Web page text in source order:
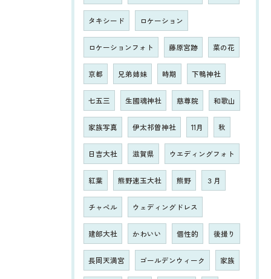
タキシード ロケーション
ロケーションフォト 藤原宮跡 菜の花
京都 兄弟姉妹 時期 下鴨神社
七五三 生國魂神社 慈尊院 和歌山
家族写真 伊太祁曽神社 11月 秋
日吉大社 滋賀県 ウエディングフォト
紅葉 熊野速玉大社 熊野 ３月
チャペル ウェディングドレス
建部大社 かわいい 個性的 後撮り
長岡天満宮 ゴールデンウィーク 家族